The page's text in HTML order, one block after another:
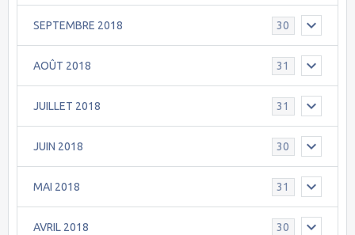
SEPTEMBRE 2018 30
AOÛT 2018 31
JUILLET 2018 31
JUIN 2018 30
MAI 2018 31
AVRIL 2018 30